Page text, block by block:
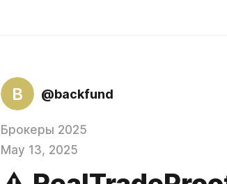
B @backfund
Брокеры 2025
May 13, 2025